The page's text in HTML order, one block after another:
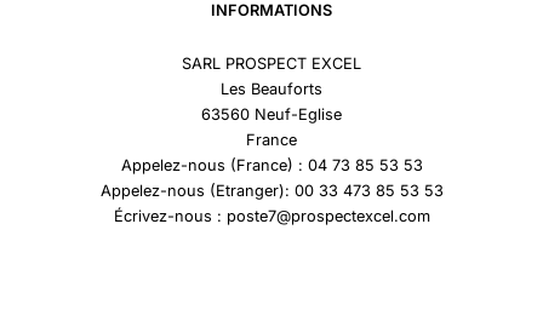
INFORMATIONS
SARL PROSPECT EXCEL
Les Beauforts
63560 Neuf-Eglise
France
Appelez-nous (France) : 04 73 85 53 53
Appelez-nous (Etranger): 00 33 473 85 53 53
Écrivez-nous : poste7@prospectexcel.com